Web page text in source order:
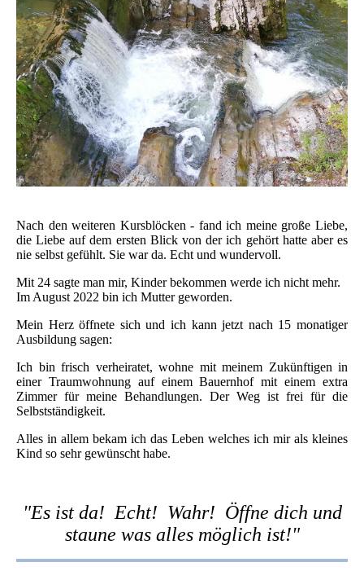
Nach den weiteren Kursblöcken - fand ich meine große Liebe,
die Liebe auf dem ersten Blick von der ich gehört hatte aber es
nie selbst gefühlt. Sie war da. Echt und wundervoll.
Mit 24 sagte man mir, Kinder bekommen werde ich nicht mehr.
Im August 2022 bin ich Mutter geworden.
Mein Herz öffnete sich und ich kann jetzt nach 15 monatiger
Ausbildung sagen:
Ich bin frisch verheiratet, wohne mit meinem Zukünftigen in
einer Traumwohnung auf einem Bauernhof mit einem extra
Zimmer für meine Behandlungen. Der Weg ist frei für die
Selbstständigkeit.
Alles in allem bekam ich das Leben welches ich mir als kleines
Kind so sehr gewünscht habe.
"Es ist da! Echt! Wahr! Öffne dich und
staune was alles möglich ist!"